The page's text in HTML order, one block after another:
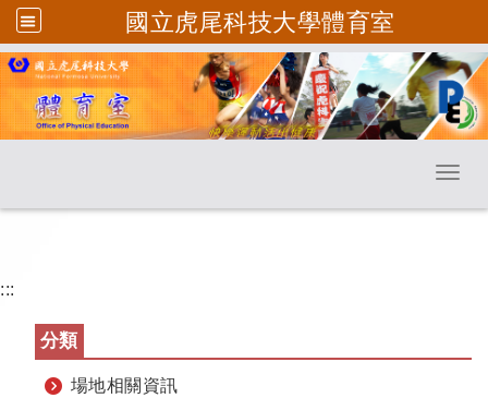
國立虎尾科技大學體育室
跳到主要內容
:::
分類
場地相關資訊